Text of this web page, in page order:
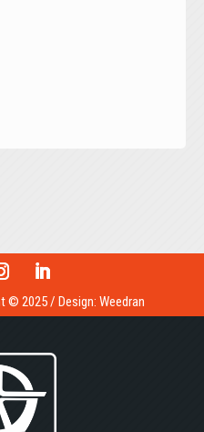
© 2025 / Design: Weedran